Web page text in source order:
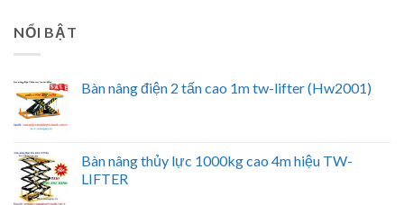
NỔI BẬT
Bàn nâng điện 2 tấn cao 1m tw-lifter (Hw2001)
Bàn nâng thủy lực 1000kg cao 4m hiệu TW-
LIFTER